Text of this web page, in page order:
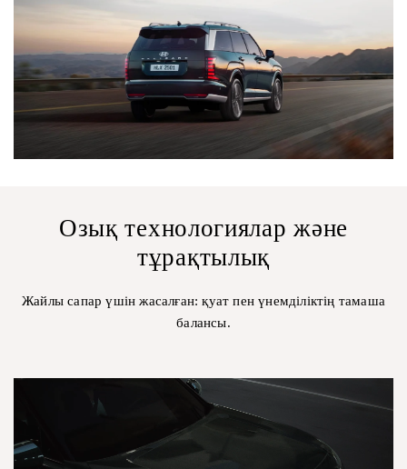
Озық технологиялар және
тұрақтылық
Жайлы сапар үшін жасалған: қуат пен үнемділіктің тамаша
балансы.